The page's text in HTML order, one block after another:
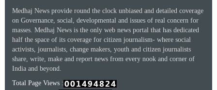
Medhaj News provide round the clock unbiased and detailed coverage
on Governance, social, developmental and issues of real concern for
masses. Medhaj News is the only web news portal that has dedicated
half the space of its coverage for citizen journalism- where social
activists, journalists, change makers, youth and citizen journalists
share, write, make and report news from every nook and corner of
India and beyond.
Total Page Views :